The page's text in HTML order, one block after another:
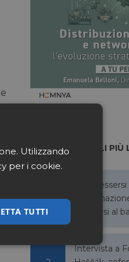
ARTICOLI PIÙ
Dopo
allargarsi al
Intervista a
Utilizzando
per i cookie.
TUTTI